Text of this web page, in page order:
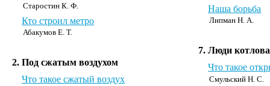
Старостин К. Ф.
Кто строил метро
Абакумов Е. Т.
2. Под сжатым воздухом
Что такое сжатый воздух
Наша борьба
Липман Н. А.
7. Люди
Что такое
Смульский Н. С.